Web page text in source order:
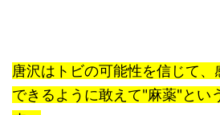
唐沢はトビの可能性を信じて
できるように敢えて"麻薬"とい